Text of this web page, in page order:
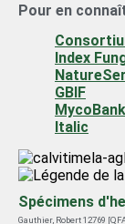
Tephromela
Tephromela
Tephromela
Pour en
Index
GBIF
MycoBank
Italic
Spécimens
Gauthier, Robert 12769